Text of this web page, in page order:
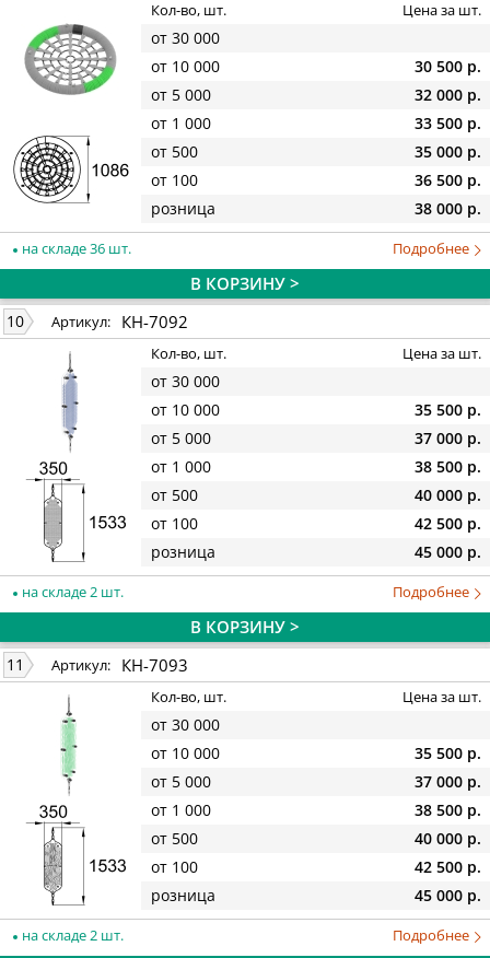
Кол-во, шт. Цена за шт.
от 30 000
от 10 000
30 500 р.
от 5 000
32 000 р.
от 1 000
33 500 р.
от 500
35 000 р.
от 100
36 500 р.
розница
38 000 р.
на складе 36 шт. Подробнее
В КОРЗИНУ >
10 Артикул: КН-7092
Кол-во, шт. Цена за шт.
от 30 000
от 10 000
35 500 р.
от 5 000
37 000 р.
от 1 000
38 500 р.
от 500
40 000 р.
от 100
42 500 р.
розница
45 000 р.
на складе 2 шт. Подробнее
В КОРЗИНУ >
11 Артикул: КН-7093
Кол-во, шт. Цена за шт.
от 30 000
от 10 000
35 500 р.
от 5 000
37 000 р.
от 1 000
38 500 р.
от 500
40 000 р.
от 100
42 500 р.
розница
45 000 р.
на складе 2 шт. Подробнее